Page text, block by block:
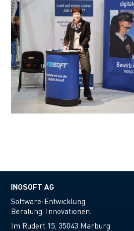
INOSOFT AG
Software-Entwicklung.
Beratung. Innovationen.
Im Rudert 15, 35043 Marburg